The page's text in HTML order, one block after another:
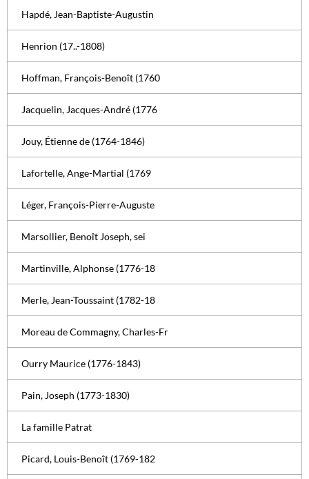
Hapdé, Jean-Baptiste-Augustin
Henrion (17..-1808)
Hoffman, François-Benoît (1760
Jacquelin, Jacques-André (1776
Jouy, Étienne de (1764-1846)
Lafortelle, Ange-Martial (1769
Léger, François-Pierre-Auguste
Marsollier, Benoît Joseph, sei
Martinville, Alphonse (1776-18
Merle, Jean-Toussaint (1782-18
Moreau de Commagny, Charles-Fr
Ourry Maurice (1776-1843)
Pain, Joseph (1773-1830)
La famille Patrat
Picard, Louis-Benoît (1769-182